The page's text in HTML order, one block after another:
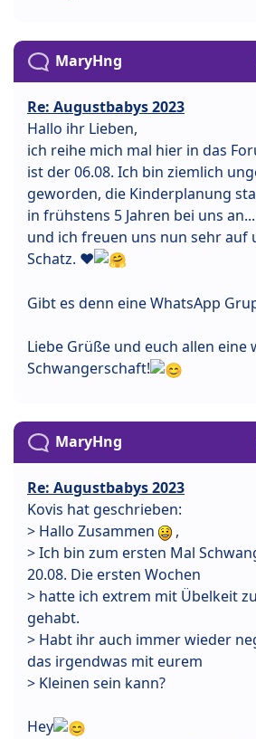
MaryHng
Re: Augustbabys 2023
Hallo ihr Lieben,
ich reihe mich mal hier in das
ist der 06.08. Ich bin ziemlich
geworden, die Kinderplanung
in frühstens 5 Jahren bei uns
und ich freuen uns nun sehr auf
Schatz. ❤
Gibt es denn eine WhatsApp
Liebe Grüße und euch allen eine
Schwangerschaft!
MaryHng
Re: Augustbabys 2023
Kovis hat geschrieben:
> Hallo Zusammen
,
> Ich bin zum ersten Mal
20.08. Die ersten Wochen
> hatte ich extrem mit Übelkeit
gehabt.
> Habt ihr auch immer wieder
das irgendwas mit eurem
> Kleinen sein kann?
Hey